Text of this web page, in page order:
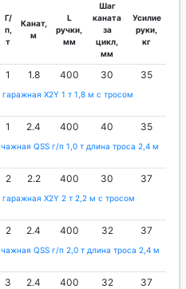
Г/
п,
т
Канат,
м
L
ручки,
мм
Шаг
каната
за
цикл,
мм
Усилие
руки,
кг
1 1.8 400 30 35
X2Y 1 т 1,8 м с тросом
1 2.4 400 40 35
QSS г/п 1,0 т длина троса 2,4 м
2 2.2 400 30 37
X2Y 2 т 2,2 м с тросом
2 2.4 400 32 37
QSS г/п 2,0 т длина троса 2,4 м
3 2.4 400 32 37